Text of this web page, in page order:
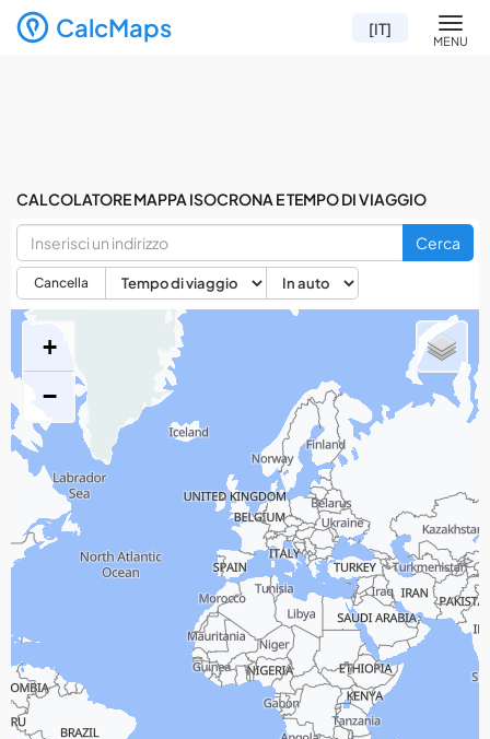
CalcMaps MENU
[IT]
CALCOLATORE MAPPA ISOCRONA E TEMPO DI VIAGGIO
Cerca
Cancella
+
−